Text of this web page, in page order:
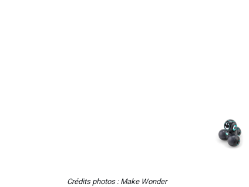
Crédits photos : Make Wonder